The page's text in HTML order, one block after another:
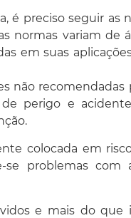
preciso seguir as
normas variam de
em suas
não
perigo e
colocada em
problemas
e mais do